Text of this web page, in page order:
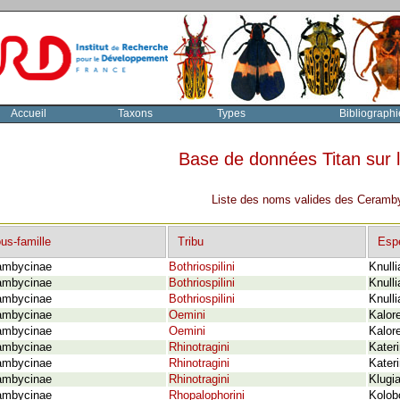
Accueil Taxons Types
Base de données Titan
Liste des noms valides des
famille Tribu
Bothriospilini
Bothriospilini
Bothriospilini
Oemini
Oemini
Rhinotragini
Rhinotragini
Rhinotragini
Rhopalophorini